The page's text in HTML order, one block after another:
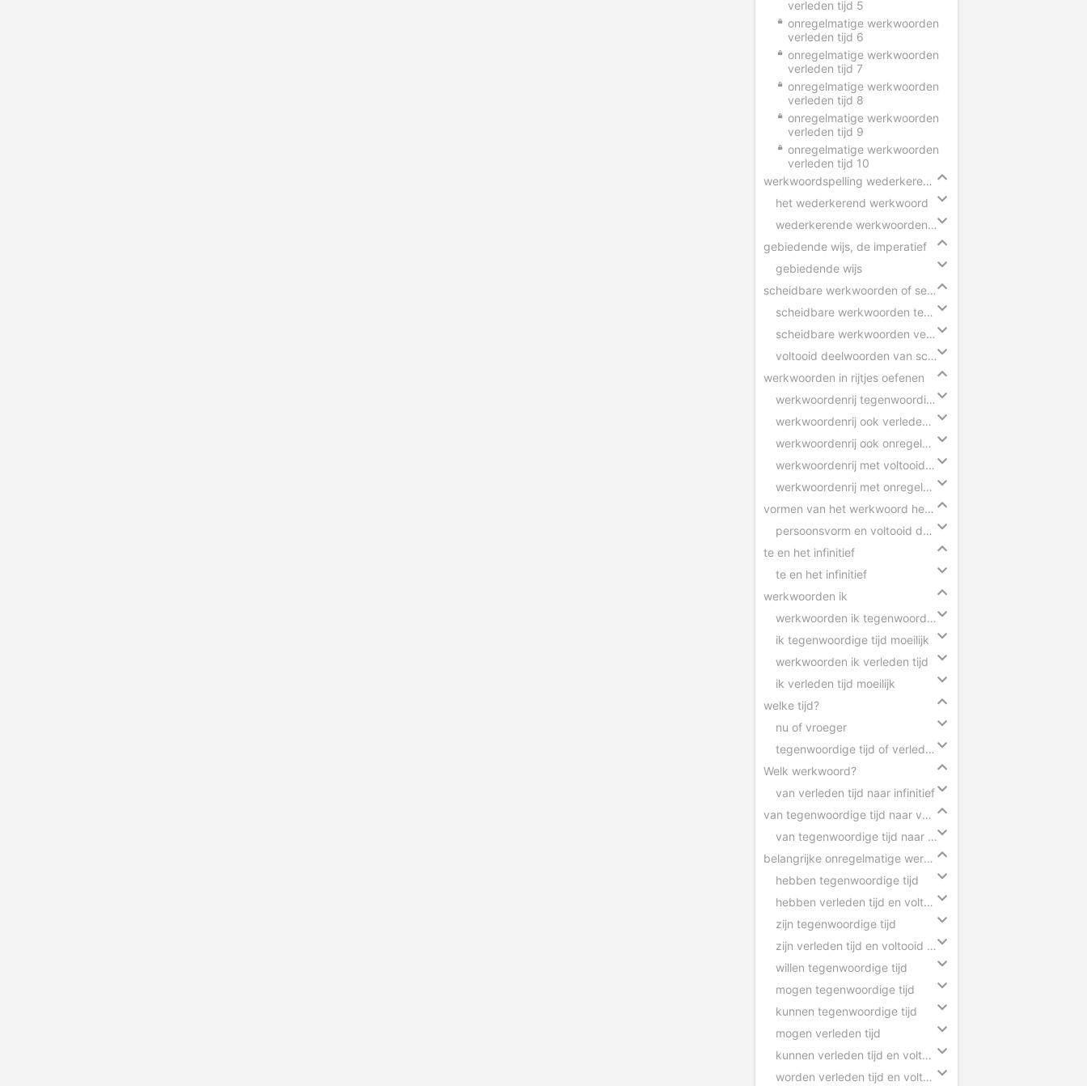
verleden tijd 5
onregelmatige werkwoorden
verleden tijd 6
onregelmatige werkwoorden
verleden tijd 7
onregelmatige werkwoorden
verleden tijd 8
onregelmatige werkwoorden
verleden tijd 9
onregelmatige werkwoorden
verleden tijd 10
werkwoordspelling wederkerend werkwoord
het wederkerend werkwoord
wederkerende werkwoorden in zinnen
gebiedende wijs, de imperatief
gebiedende wijs
scheidbare werkwoorden of separabele verba
scheidbare werkwoorden tegenwoordige tijd
scheidbare werkwoorden verleden tijd
voltooid deelwoorden van scheidbare werkwoorden
werkwoorden in rijtjes oefenen
werkwoordenrij tegenwoordige tijd
werkwoordenrij ook verleden tijd
werkwoordenrij ook onregelmatige werkwoorden
werkwoordenrij met voltooid deelwoorden
werkwoordenrij met onregelmatige werkwoorden
vormen van het werkwoord herkennen
persoonsvorm en voltooid deelwoord herkennen
te en het infinitief
te en het infinitief
werkwoorden ik
werkwoorden ik tegenwoordige tijd
ik tegenwoordige tijd moeilijk
werkwoorden ik verleden tijd
ik verleden tijd moeilijk
welke tijd?
nu of vroeger
tegenwoordige tijd of verleden tijd
Welk werkwoord?
van verleden tijd naar infinitief
van tegenwoordige tijd naar verleden tijd
van tegenwoordige tijd naar verleden tijd
belangrijke onregelmatige werkwoorden
hebben tegenwoordige tijd
hebben verleden tijd en voltooid deelwoord
zijn tegenwoordige tijd
zijn verleden tijd en voltooid deelwoord
willen tegenwoordige tijd
mogen tegenwoordige tijd
kunnen tegenwoordige tijd
mogen verleden tijd
kunnen verleden tijd en voltooid deelwoord
worden verleden tijd en voltooid deelwoord